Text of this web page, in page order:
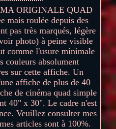
ORIGINALE QUAD
mais roulée depuis des
pas très marqués, légère
photo) à peine visible
comme l'usure minimale
couleurs absolument
sur cette affiche. Un
affiche de plus de 40
de cinéma quad simple
40" x 30". Le cadre n'est
Veuillez consulter mes
articles sont à 100%.